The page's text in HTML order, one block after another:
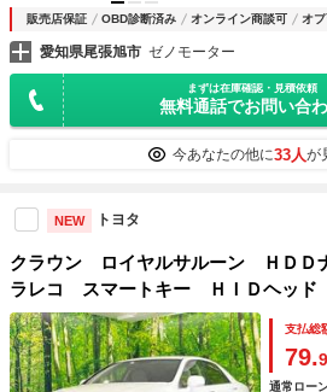
販売店保証 OBD診断済み オンライン商談可 オプ
愛知県尾張旭市 ゼノモーター
まずは在庫確認・見積依頼
無料通話でお問い合
今あなたの他に33人が
NEW トヨタ
クラウン ロイヤルサルーン ＨＤ
ラレコ スマートキー ＨＩＤヘッ
正１７インチアルミ オートライト
Ｄ ＤＶＤ再生 フルセグ
支払総
79.9
通常ロー